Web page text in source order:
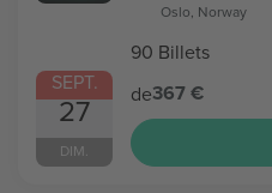
SEPT.
27
DIM.
Oslo, Norway
90 Billets
de367 €